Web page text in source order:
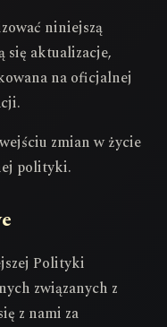
niniejszą
się aktualizacje,
na oficjalnej
zmian w życie
polityki.
Polityki
związanych z
z nami za